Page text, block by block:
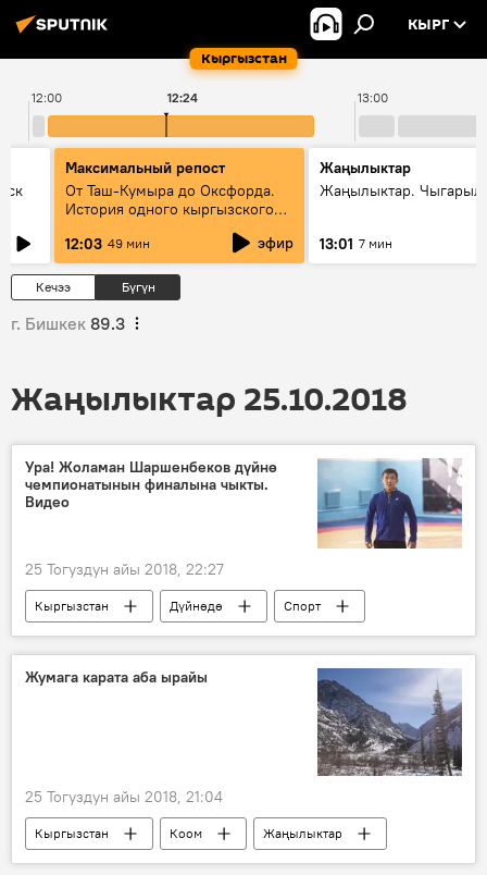
Кыргызстан
КЫРГ
12:00 13:00
12:24
Максимальный репост
От Таш-Кумыра до Оксфорда.
История одного кыргызского
12:03 49 мин эфир
Жаңылыктар
Жаңылыктар.
13:01 7 мин
Кечээ Бүгүн
г. Бишкек 89.3
Жаңылыктар 25.10.2018
Ура! Жоламан Шаршенбеков дүйнө
чемпионатынын финалына чыкты.
Видео
25 Тогуздун айы 2018, 22:27
Кыргызстан Дүйнөдө
Спорт
Жаңылыктар
Будапешт
Дүйнөлүк чемпионат
грек-рим күрөшү
Жумага карата аба ырайы
25 Тогуздун айы 2018, 21:04
Кыргызстан Коом
Жаңылыктар
аба ырайы